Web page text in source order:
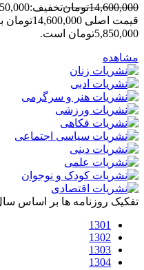
14,600,000تومانتخفیف:8,750,000
قیمت اصلی 14,600,000تومان بود.
5,850,000تومان است.
مشاهده
تفکیک روزنامه ها بر اساس
1301
1302
1303
1304